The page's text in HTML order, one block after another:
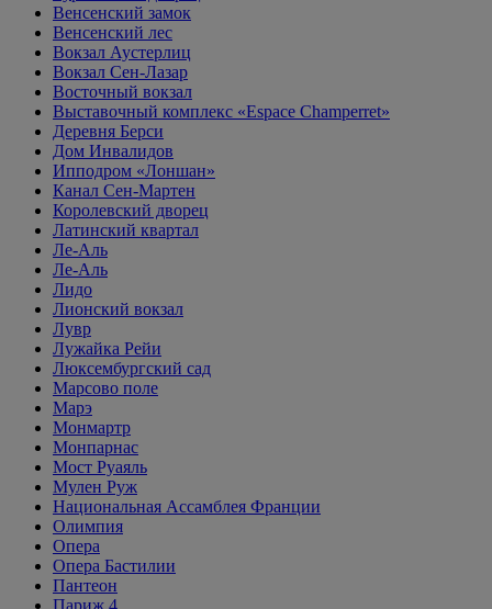
Венсенский замок
Венсенский лес
Вокзал Аустерлиц
Вокзал Сен-Лазар
Восточный вокзал
Выставочный комплекс «Espace Champerret»
Деревня Берси
Дом Инвалидов
Ипподром «Лоншан»
Канал Сен-Мартен
Королевский дворец
Латинский квартал
Ле-Аль
Ле-Аль
Лидо
Лионский вокзал
Лувр
Лужайка Рейи
Люксембургский сад
Марсово поле
Марэ
Монмартр
Монпарнас
Мост Руаяль
Мулен Руж
Национальная Ассамблея Франции
Олимпия
Опера
Опера Бастилии
Пантеон
Париж 4